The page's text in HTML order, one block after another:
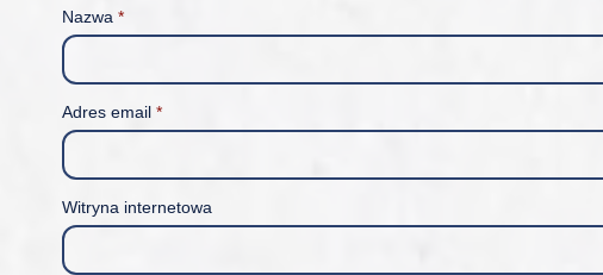
Nazwa *
Adres email *
Witryna internetowa